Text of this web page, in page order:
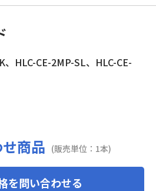
HLC-CE-2MP-SL、HLC-CE-
商品 (販売単位：1本)
を問い合わせる